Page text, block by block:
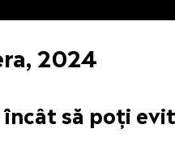
2024
să poți